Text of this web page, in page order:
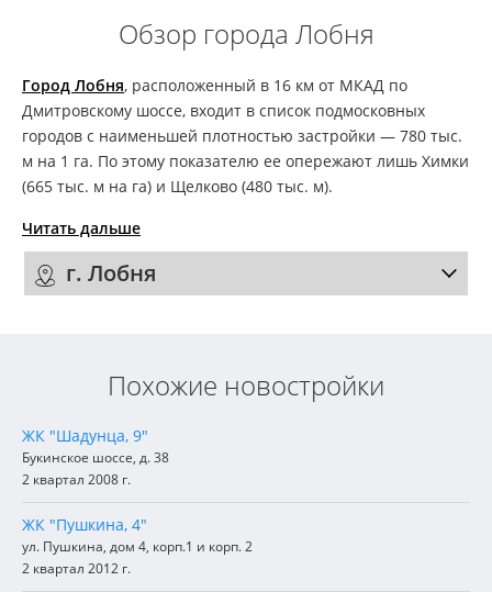
Обзор города Лобня
Город Лобня, расположенный в 16 км от МКАД по
Дмитровскому шоссе, входит в список подмосковных
городов с наименьшей плотностью застройки — 780 тыс.
м на 1 га. По этому показателю ее опережают лишь Химки
(665 тыс. м на га) и Щелково (480 тыс. м).
Читать дальше
г. Лобня
Похожие новостройки
ЖК "Шадунца, 9"
Букинское шоссе, д. 38
2 квартал 2008 г.
ЖК "Пушкина, 4"
ул. Пушкина, дом 4, корп.1 и корп. 2
2 квартал 2012 г.